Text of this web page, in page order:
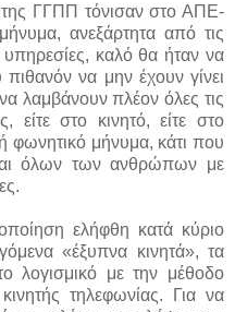
της ΓΓΠΠ τόνισαν στο ΑΠΕ-
ανεξάρτητα από τις
υπηρεσίες, καλό θα ήταν να
να μην έχουν γίνει
λαμβάνουν πλέον όλες τις
είτε στο κινητό, είτε στο
φωνητικό μήνυμα, κάτι που
όλων των ανθρώπων με
ελήφθη κατά κύριο
«έξυπνα κινητά», τα
λογισμικό με την μέθοδο
τηλεφωνίας. Για να